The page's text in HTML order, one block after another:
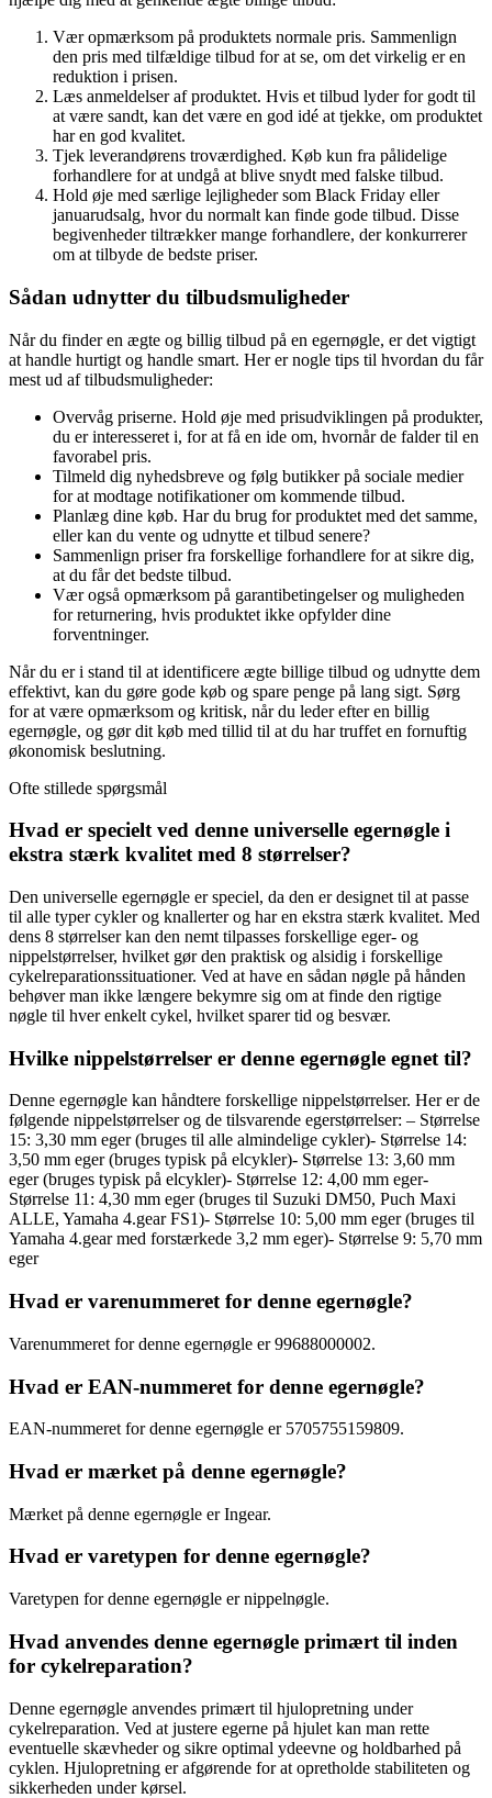
Vær opmærksom på produktets normale pris. Sammenlign
den pris med tilfældige tilbud for at se, om det virkelig er en
reduktion i prisen.
Læs anmeldelser af produktet. Hvis et tilbud lyder for godt til
at være sandt, kan det være en god idé at tjekke, om produktet
har en god kvalitet.
Tjek leverandørens troværdighed. Køb kun fra pålidelige
forhandlere for at undgå at blive snydt med falske tilbud.
Hold øje med særlige lejligheder som Black Friday eller
januarudsalg, hvor du normalt kan finde gode tilbud. Disse
begivenheder tiltrækker mange forhandlere, der konkurrerer
om at tilbyde de bedste priser.
Sådan udnytter du tilbudsmuligheder
Når du finder en ægte og billig tilbud på en egernøgle, er det vigtigt
at handle hurtigt og handle smart. Her er nogle tips til hvordan du får
mest ud af tilbudsmuligheder:
Overvåg priserne. Hold øje med prisudviklingen på produkter,
du er interesseret i, for at få en ide om, hvornår de falder til en
favorabel pris.
Tilmeld dig nyhedsbreve og følg butikker på sociale medier
for at modtage notifikationer om kommende tilbud.
Planlæg dine køb. Har du brug for produktet med det samme,
eller kan du vente og udnytte et tilbud senere?
Sammenlign priser fra forskellige forhandlere for at sikre dig,
at du får det bedste tilbud.
Vær også opmærksom på garantibetingelser og muligheden
for returnering, hvis produktet ikke opfylder dine
forventninger.
Når du er i stand til at identificere ægte billige tilbud og udnytte dem
effektivt, kan du gøre gode køb og spare penge på lang sigt. Sørg
for at være opmærksom og kritisk, når du leder efter en billig
egernøgle, og gør dit køb med tillid til at du har truffet en fornuftig
økonomisk beslutning.
Ofte stillede spørgsmål
Hvad er specielt ved denne universelle egernøgle i
ekstra stærk kvalitet med 8 størrelser?
Den universelle egernøgle er speciel, da den er designet til at passe
til alle typer cykler og knallerter og har en ekstra stærk kvalitet. Med
dens 8 størrelser kan den nemt tilpasses forskellige eger- og
nippelstørrelser, hvilket gør den praktisk og alsidig i forskellige
cykelreparationssituationer. Ved at have en sådan nøgle på hånden
behøver man ikke længere bekymre sig om at finde den rigtige
nøgle til hver enkelt cykel, hvilket sparer tid og besvær.
Hvilke nippelstørrelser er denne egernøgle egnet til?
Denne egernøgle kan håndtere forskellige nippelstørrelser. Her er de
følgende nippelstørrelser og de tilsvarende egerstørrelser: – Størrelse
15: 3,30 mm eger (bruges til alle almindelige cykler)- Størrelse 14:
3,50 mm eger (bruges typisk på elcykler)- Størrelse 13: 3,60 mm
eger (bruges typisk på elcykler)- Størrelse 12: 4,00 mm eger-
Størrelse 11: 4,30 mm eger (bruges til Suzuki DM50, Puch Maxi
ALLE, Yamaha 4.gear FS1)- Størrelse 10: 5,00 mm eger (bruges til
Yamaha 4.gear med forstærkede 3,2 mm eger)- Størrelse 9: 5,70 mm
eger
Hvad er varenummeret for denne egernøgle?
Varenummeret for denne egernøgle er 99688000002.
Hvad er EAN-nummeret for denne egernøgle?
EAN-nummeret for denne egernøgle er 5705755159809.
Hvad er mærket på denne egernøgle?
Mærket på denne egernøgle er Ingear.
Hvad er varetypen for denne egernøgle?
Varetypen for denne egernøgle er nippelnøgle.
Hvad anvendes denne egernøgle primært til inden
for cykelreparation?
Denne egernøgle anvendes primært til hjulopretning under
cykelreparation. Ved at justere egerne på hjulet kan man rette
eventuelle skævheder og sikre optimal ydeevne og holdbarhed på
cyklen. Hjulopretning er afgørende for at opretholde stabiliteten og
sikkerheden under kørsel.